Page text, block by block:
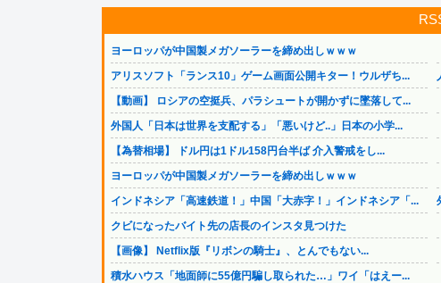
ヨーロッパが中国製メガソーラーを締め出しｗｗｗ
アリスソフト「ランス10」ゲーム画面公開キター！ウルザち...
【動画】 ロシアの空挺兵、パラシュートが開かずに墜落して...
外国人「日本は世界を支配する」「悪いけど..」日本の小学...
【為替相場】 ドル円は1ドル158円台半ば 介入警戒をし...
ヨーロッパが中国製メガソーラーを締め出しｗｗｗ
インドネシア「高速鉄道！」中国「大赤字！」インドネシア「...
クビになったバイト先の店長のインスタ見つけた
【画像】 Netflix版『リボンの騎士』、とんでもない...
積水ハウス「地面師に55億円騙し取られた…」ワイ「はえー...